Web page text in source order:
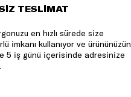
TESLİMAT
en hızlı sürede size
imkanı kullanıyor ve ürününüzün
5 iş günü içerisinde adresinize